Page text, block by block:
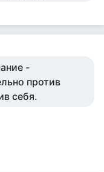
-
против
себя.